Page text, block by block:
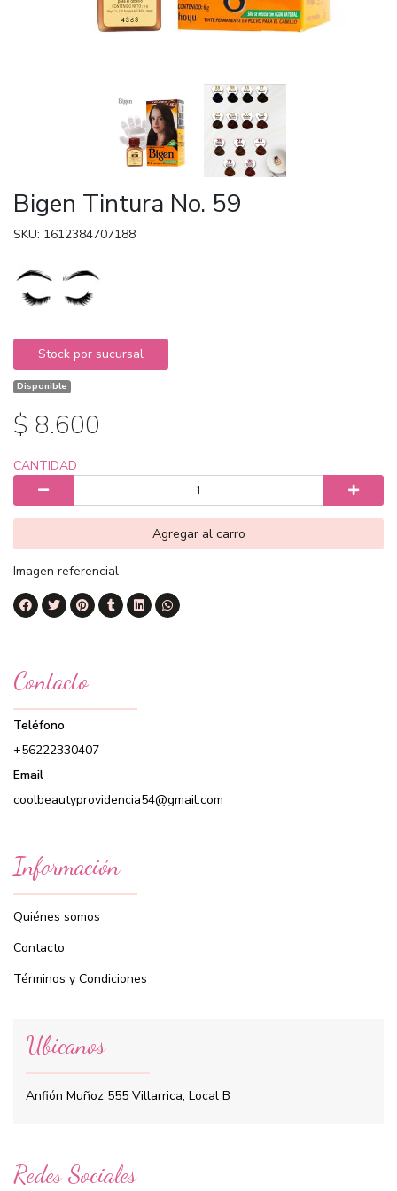
Bigen Tintura No. 59
SKU: 1612384707188
Stock por sucursal
Disponible
$ 8.600
CANTIDAD
Agregar al carro
Imagen referencial
Contacto
Teléfono
+56222330407
Email
coolbeautyprovidencia54@gmail.com
Información
Quiénes somos
Contacto
Términos y Condiciones
Ubicanos
Anfión Muñoz 555 Villarrica, Local B
Redes Sociales